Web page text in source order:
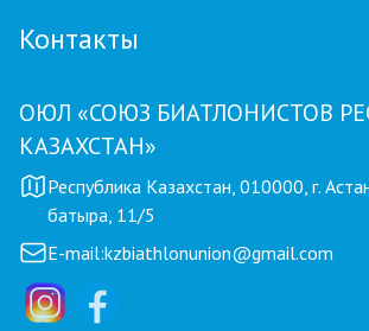
Контакты
ОЮЛ «СОЮЗ БИАТЛОНИСТОВ
КАЗАХСТАН»
Республика Казахстан, 010000, г.
батыра, 11/5
E-mail:kzbiathlonunion@gmail.com